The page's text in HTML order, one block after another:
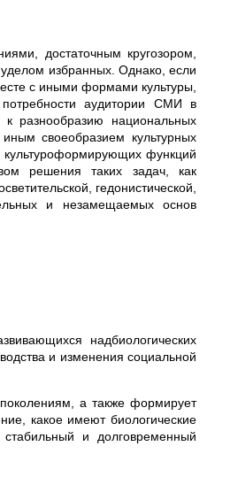
достаточным кругозором,
избранных. Однако, если
с иными формами культуры,
потребности аудитории СМИ в
разнообразию национальных
своеобразием культурных
культуроформирующих функций
решения таких задач, как
гедонистической,
и незамещаемых основ
надбиологических
и изменения социальной
а также формирует
какое имеют биологические
и долговременный